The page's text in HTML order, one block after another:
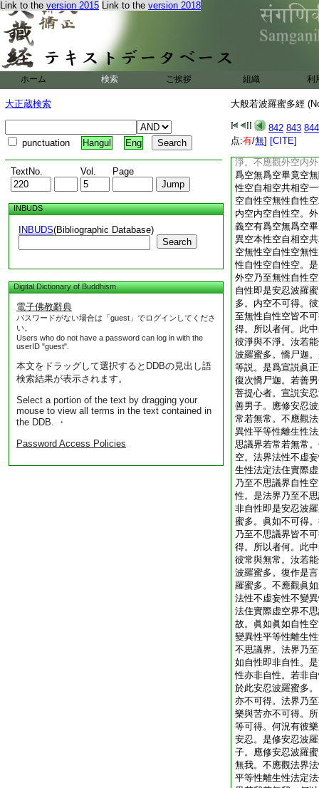
Link to the version 2015 Link to the version 2018
ホーム 検索 ご挨拶 組織 利
大正蔵検索
punctuation Hangul Eng
TextNo. Vol. Page
INBUDS
INBUDS(Bibliographic Database)
Search
Digital Dictionary of Buddhism
電子佛教辭典
パスワードがない場合は「guest」でログインしてくださ
い。
Users who do not have a password can log in with the
userID "guest".
本文をドラッグして選択するとDDBの見出し語
検索結果が表示されます。
Select a portion of the text by dragging your
mouse to view all terms in the text contained in
the DDB. ・
Password Access Policies
大般若波羅蜜多經
842 843 844
点:有/無] [CITE]
空空大空勝義空有
空散空無變異空本
法空不可得空無性
外空乃至無性自性
非自性。若非自性
安忍波羅蜜多。内
可得。外空乃至無
無我亦不可得。所
可得。何況有彼我
忍。是修安忍波羅
應修安忍波羅蜜多
淨。不應觀外空内
爲空無爲空畢竟空
性空自相空共相空
空自性空無性自性
内空内空自性空。
義空有爲空無爲空
異空本性空自相空
空無性空自性空無
性自性空自性空。
外空乃至無性自性
自性即是安忍波羅
多。内空不可得。
至無性自性空皆不
得。所以者何。此
彼淨與不淨。汝若
波羅蜜多。憍尸迦
等説。是爲宣説眞
復次憍尸迦。若善
菩提心者。宣説安
善男子。應修安忍
常若無常。不應觀
異性平等性離生性
思議界若常若無常
空。法界法性不虚
生性法定法住實際
乃至不思議界自性
性。是法界乃至不
非自性即是安忍波
蜜多。眞如不可得
乃至不思議界皆不
得。所以者何。此
彼常與無常。汝若
波羅蜜多。復作是
羅蜜多。不應觀眞
法性不虚妄性不變
法住實際虚空界不
故。眞如眞如自性
變異性平等性離生
不思議界。法界乃
如自性即非自性。
性亦非自性。若非
於此安忍波羅蜜多
亦不可得。法界乃
樂與苦亦不可得。
等可得。何況有彼
安忍。是修安忍波
子。應修安忍波羅
無我。不應觀法界
平等性離生性法定